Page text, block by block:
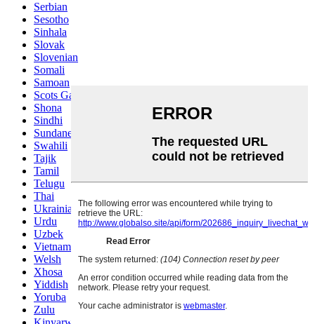
Serbian
Sesotho
Sinhala
Slovak
Slovenian
Somali
Samoan
Scots Gaelic
Shona
Sindhi
Sundanese
Swahili
Tajik
Tamil
Telugu
Thai
Ukrainian
Urdu
Uzbek
Vietnamese
Welsh
Xhosa
Yiddish
Yoruba
Zulu